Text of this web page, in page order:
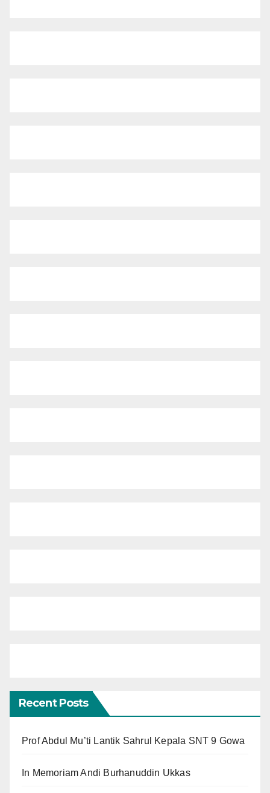
Recent Posts
Prof Abdul Mu’ti Lantik Sahrul Kepala SNT 9 Gowa
In Memoriam Andi Burhanuddin Ukkas